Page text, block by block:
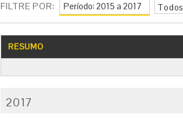
FILTRE POR: Todos
RESUMO
2017